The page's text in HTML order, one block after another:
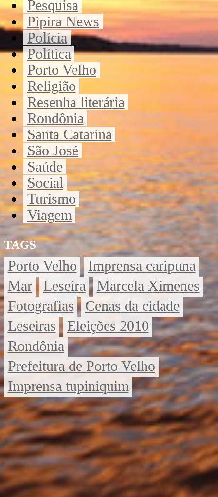
Pesquisa
Pipira News
Polícia
Política
Porto Velho
Religião
Resenha literária
Rondônia
Santa Catarina
São José
Saúde
Social
Turismo
Viagem
TAGS
Porto Velho
Imprensa caripuna
Mar
Leseira
Marcela Ximenes
Fotografias
Cenas da cidade
Leseiras
Eleições 2010
Rondônia
Prefeitura de Porto Velho
Imprensa tupiniquim